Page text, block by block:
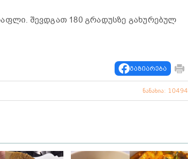
შევდგათ 180 გრადუსზე გახურებულ
გაზიარება
ნანახია: 10494